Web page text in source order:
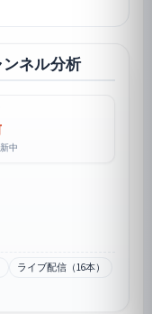
ネル分析
中
ライブ配信（16本）